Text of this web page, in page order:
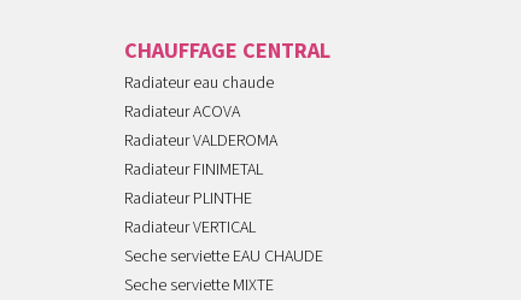
CHAUFFAGE CENTRAL
Radiateur eau chaude
Radiateur ACOVA
Radiateur VALDEROMA
Radiateur FINIMETAL
Radiateur PLINTHE
Radiateur VERTICAL
Seche serviette EAU CHAUDE
Seche serviette MIXTE